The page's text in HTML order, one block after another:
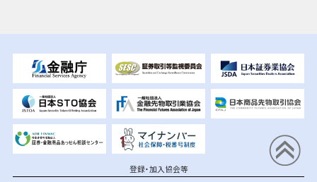
登録・加入協会等